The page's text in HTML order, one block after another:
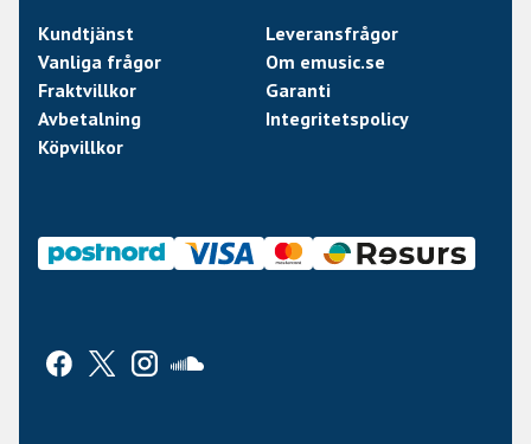
Kundtjänst
Leveransfrågor
Vanliga frågor
Om emusic.se
Fraktvillkor
Garanti
Avbetalning
Integritetspolicy
Köpvillkor